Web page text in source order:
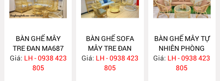
BÀN GHẾ MÂY
TRE ĐAN MA687
Giá: LH - 0938 423
805
BÀN GHẾ SOFA
MÂY TRE ĐAN
MA686
Giá: LH - 0938 423
805
BÀN GHẾ MÂY TỰ
NHIÊN PHÒNG
KHÁCH MA685
Giá: LH - 0938 423
805